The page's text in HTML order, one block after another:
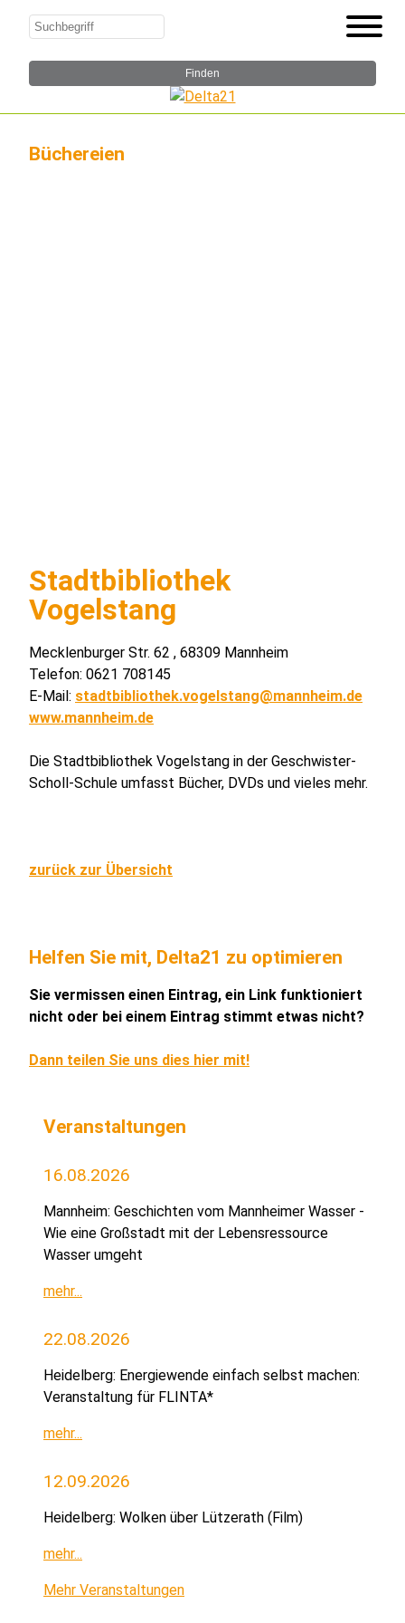
Büchereien
Stadtbibliothek
Vogelstang
Mecklenburger Str. 62 , 68309 Mannheim
Telefon: 0621 708145
E-Mail: stadtbibliothek.vogelstang@mannheim.de
www.mannheim.de
Die Stadtbibliothek Vogelstang in der Geschwister-
Scholl-Schule umfasst Bücher, DVDs und vieles mehr.
zurück zur Übersicht
Helfen Sie mit, Delta21 zu optimieren
Sie vermissen einen Eintrag, ein Link funktioniert
nicht oder bei einem Eintrag stimmt etwas nicht?
Dann teilen Sie uns dies hier mit!
Veranstaltungen
16.08.2026
Mannheim: Geschichten vom Mannheimer Wasser -
Wie eine Großstadt mit der Lebensressource
Wasser umgeht
mehr...
22.08.2026
Heidelberg: Energiewende einfach selbst machen:
Veranstaltung für FLINTA*
mehr...
12.09.2026
Heidelberg: Wolken über Lützerath (Film)
mehr...
Mehr Veranstaltungen